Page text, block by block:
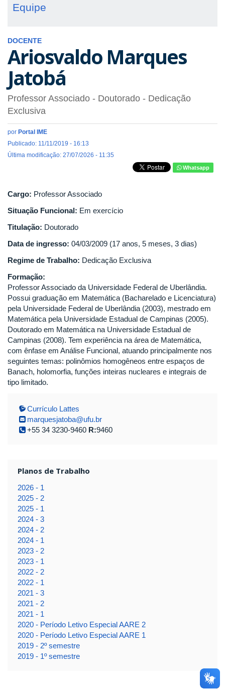
Equipe
DOCENTE
Ariosvaldo Marques
Jatobá
Professor Associado - Doutorado - Dedicação
Exclusiva
por Portal IME
Publicado: 11/11/2019 - 16:13
Última modificação: 27/07/2026 - 11:35
Whatsapp
Cargo: Professor Associado
Situação Funcional: Em exercício
Titulação: Doutorado
Data de ingresso: 04/03/2009 (17 anos, 5 meses, 3 dias)
Regime de Trabalho: Dedicação Exclusiva
Formação:
Professor Associado da Universidade Federal de Uberlândia.
Possui graduação em Matemática (Bacharelado e Licenciatura)
pela Universidade Federal de Uberlândia (2003), mestrado em
Matemática pela Universidade Estadual de Campinas (2005).
Doutorado em Matemática na Universidade Estadual de
Campinas (2008). Tem experiência na área de Matemática,
com ênfase em Análise Funcional, atuando principalmente nos
seguintes temas: polinômios homogêneos entre espaços de
Banach, holomorfia, funções inteiras nucleares e integrais de
tipo limitado.
Currículo Lattes
marquesjatoba@ufu.br
+55 34 3230-9460 R:9460
Planos de Trabalho
2026 - 1
2025 - 2
2025 - 1
2024 - 3
2024 - 2
2024 - 1
2023 - 2
2023 - 1
2022 - 2
2022 - 1
2021 - 3
2021 - 2
2021 - 1
2020 - Período Letivo Especial AARE 2
2020 - Período Letivo Especial AARE 1
2019 - 2º semestre
2019 - 1º semestre